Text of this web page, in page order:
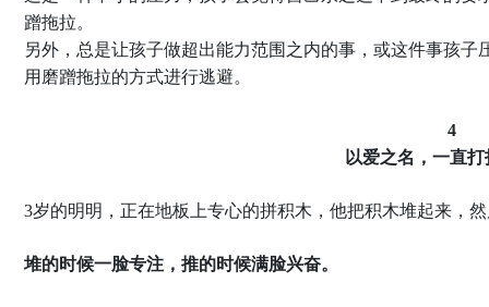
蹭拖拉。
另外，总是让孩子做超出能力范围之内的事，或这件事孩
用磨蹭拖拉的方式进行逃避。
4
以爱之名，一直
3岁的明明，正在地板上专心的拼积木，他把积木堆起来，
堆的时候一脸专注，推的时候满脸兴奋。